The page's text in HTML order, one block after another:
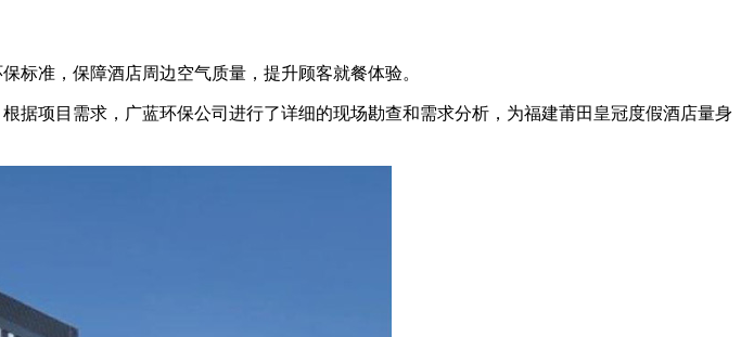
标准，保障酒店周边空气质量，提升顾客就餐体验。
据项目需求，广蓝环保公司进行了详细的现场勘查和需求分析，为福建莆田皇冠度假酒店量身